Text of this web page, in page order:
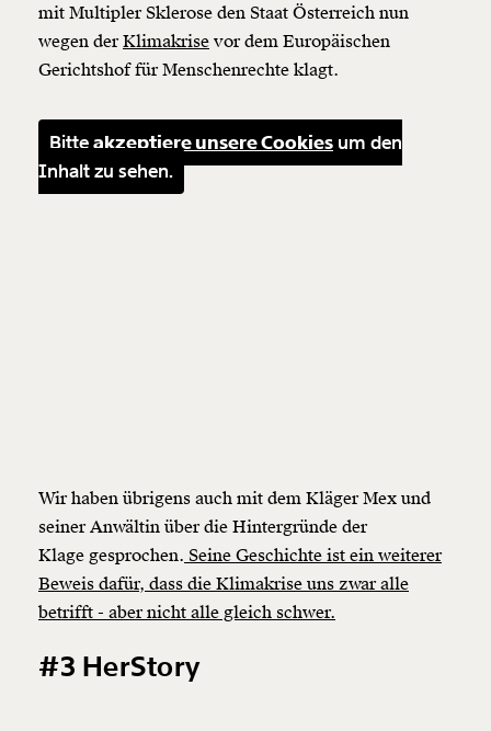
mit Multipler Sklerose den Staat Österreich nun
wegen derKlimakrise vor dem Europäischen
Gerichtshof für Menschenrechte klagt.
Bitteakzeptiere unsere Cookies um den
Inhalt zu sehen.
Wir haben übrigens auch mit dem Kläger Mex und
seiner Anwältin über die Hintergründe der
Klage gesprochen. Seine Geschichte ist ein weiterer
Beweis dafür, dass die Klimakrise uns zwar alle
betrifft - aber nicht alle gleich schwer.
#3 HerStory